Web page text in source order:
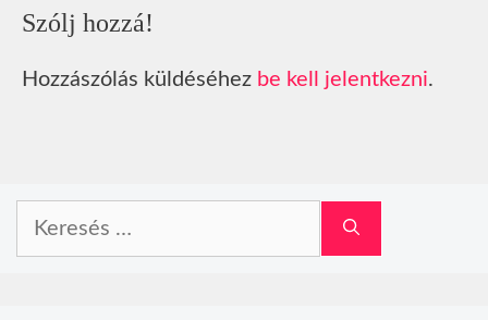
Szólj hozzá!
Hozzászólás küldéséhez be kell jelentkezni.